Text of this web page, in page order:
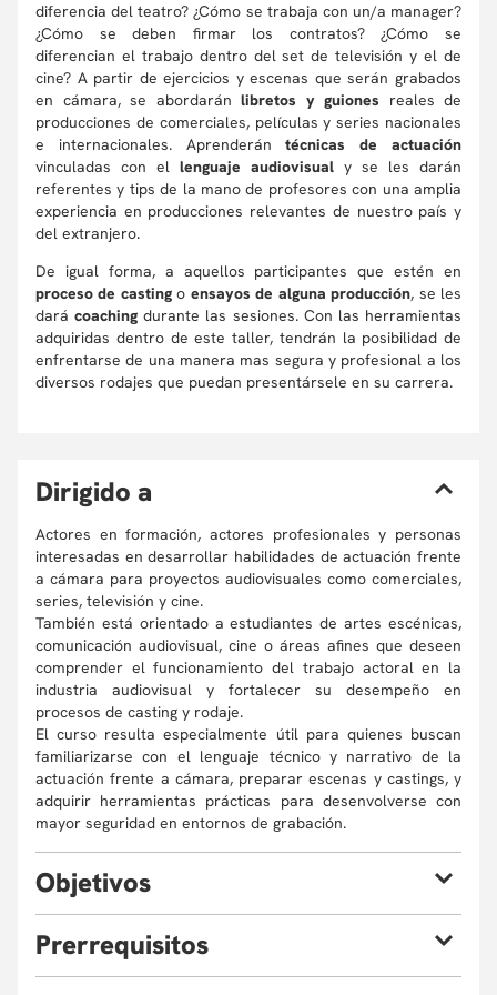
diferencia del teatro? ¿Cómo se trabaja con un/a manager?
¿Cómo se deben firmar los contratos? ¿Cómo se
diferencian el trabajo dentro del set de televisión y el de
cine? A partir de ejercicios y escenas que serán grabados
en cámara, se abordarán libretos y guiones reales de
producciones de comerciales, películas y series nacionales
e internacionales. Aprenderántécnicas de actuación
vinculadas con el lenguaje audiovisual y se les darán
referentes y tips de la mano de profesores con una amplia
experiencia en producciones relevantes de nuestro país y
del extranjero.
De igual forma, a aquellos participantes que estén en
proceso de castingo ensayos de alguna producción, se les
darácoaching durante las sesiones. Con las herramientas
adquiridas dentro de este taller, tendrán la posibilidad de
enfrentarse de una manera mas segura y profesional a los
diversos rodajes que puedan presentársele en su carrera.
Dirigido a
Actores en formación, actores profesionales y personas
interesadas en desarrollar habilidades de actuación frente
a cámara para proyectos audiovisuales como comerciales,
series, televisión y cine.
También está orientado a estudiantes de artes escénicas,
comunicación audiovisual, cine o áreas afines que deseen
comprender el funcionamiento del trabajo actoral en la
industria audiovisual y fortalecer su desempeño en
procesos de casting y rodaje.
El curso resulta especialmente útil para quienes buscan
familiarizarse con el lenguaje técnico y narrativo de la
actuación frente a cámara, preparar escenas y castings, y
adquirir herramientas prácticas para desenvolverse con
mayor seguridad en entornos de grabación.
Objetivos
· Aplicar herramientas actorales y comerciales, tanto
Prerrequisitos